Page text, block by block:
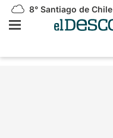
8° Santiago de Chile